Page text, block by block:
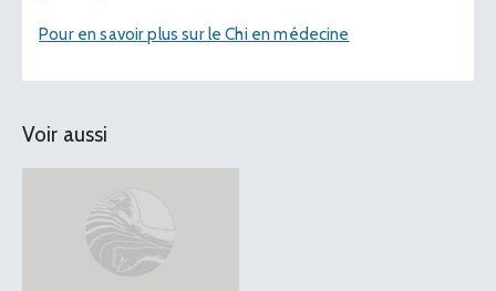
Pour en savoir plus sur le Chi en médecine
Voir aussi